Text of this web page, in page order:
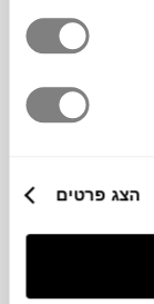
הצג פרטים
ואינה
מקסימלית